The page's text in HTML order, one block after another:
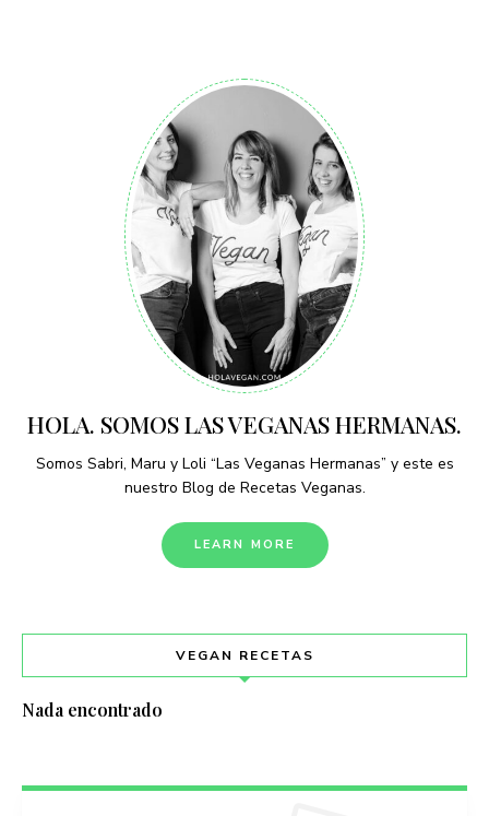
HOLA. SOMOS LAS VEGANAS HERMANAS.
Somos Sabri, Maru y Loli “Las Veganas Hermanas” y este es
nuestro Blog de Recetas Veganas.
LEARN MORE
VEGAN RECETAS
Nada encontrado